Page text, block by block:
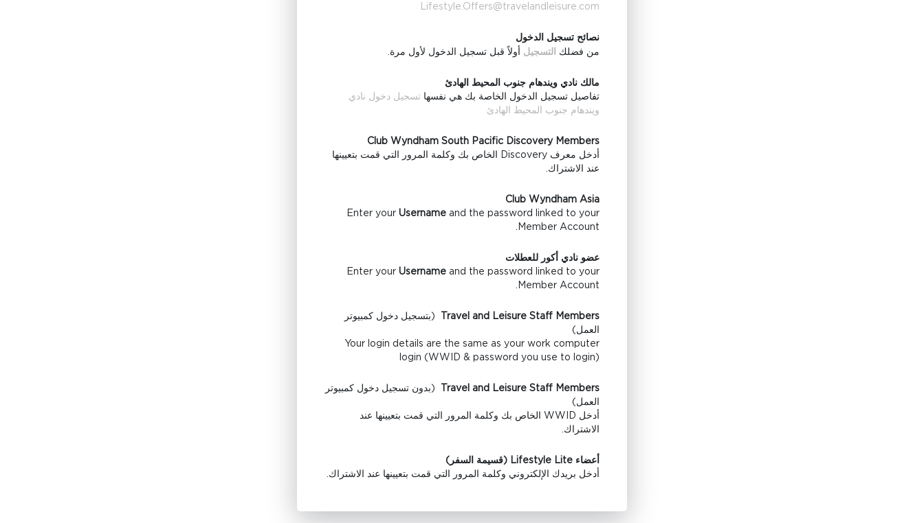
Lifestyle.Offers@travelandleisure.com
نصائح تسجيل الدخول
من فضلك
التسجيل أولاً قبل تسجيل الدخول لأول مرة.
مالك نادي ويندهام جنوب المحيط الهادئ
تفاصيل تسجيل الدخول الخاصة بك هي نفسها تسجيل دخول نادي
ويندهام جنوب المحيط الهادئ
Club Wyndham South Pacific Discovery Members
أدخل معرف Discovery الخاص بك وكلمة المرور التي قمت بتعيينها
عند الاشتراك.
Club Wyndham Asia
Enter your Username and the password linked to your
Member Account.
عضو نادي أكور للعطلات
Enter your Username and the password linked to your
Member Account.
Travel and Leisure Staff Members
(بتسجيل دخول كمبيوتر
العمل)
Your login details are the same as your work computer
login (WWID & password you use to login)
Travel and Leisure Staff Members
(بدون تسجيل دخول كمبيوتر
العمل)
أدخل WWID الخاص بك وكلمة المرور التي قمت بتعيينها عند
الاشتراك.
أعضاء Lifestyle Lite (قسيمة السفر)
أدخل بريدك الإلكتروني وكلمة المرور التي قمت بتعيينها عند الاشتراك.